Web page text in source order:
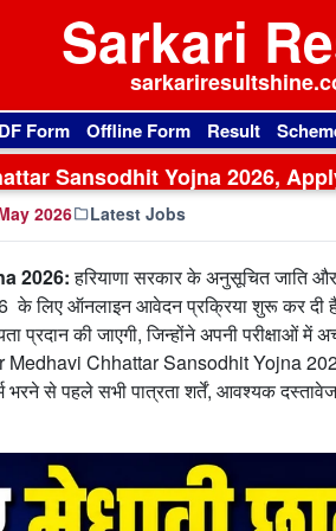
Sarkari
Form Offline Form Result
Sansodhit Yojna 2026,
2026 Latest Jobs
2026:हरियाणा सरकार के अनुसूचित जाति और
लिए ऑनलाइन आवेदन प्रक्रिया शुरू कर दी
प्रदान की जाएगी, जिन्होंने अपनी परीक्षाओं में
Medhavi Chhattar Sansodhit Yojna
से पहले सभी पात्रता शर्तें, आवश्यक